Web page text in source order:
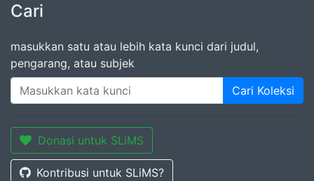
Cari
masukkan satu atau lebih kata kunci dari judul,
pengarang, atau subjek
Cari Koleksi
Donasi untuk SLiMS
Kontribusi untuk SLiMS?